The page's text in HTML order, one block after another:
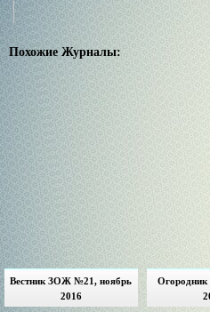
Похожие Журналы:
Вестник ЗОЖ №21, ноябрь
2016